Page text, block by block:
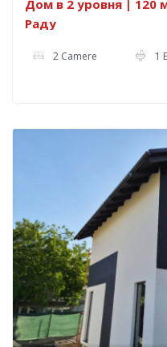
Дом в 2 уровня | 120
Раду
2 Camere 1